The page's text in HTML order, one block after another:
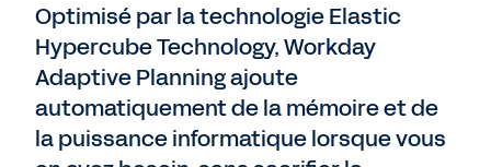
Optimisé par la technologie Elastic
Hypercube Technology, Workday
Adaptive Planning ajoute
automatiquement de la mémoire et de
la puissance informatique lorsque vous